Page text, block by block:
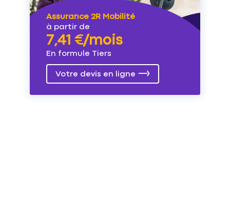
Assurance 2R Mobilité
à partir de
7,41 €/mois
En formule Tiers
Votre devis en ligne